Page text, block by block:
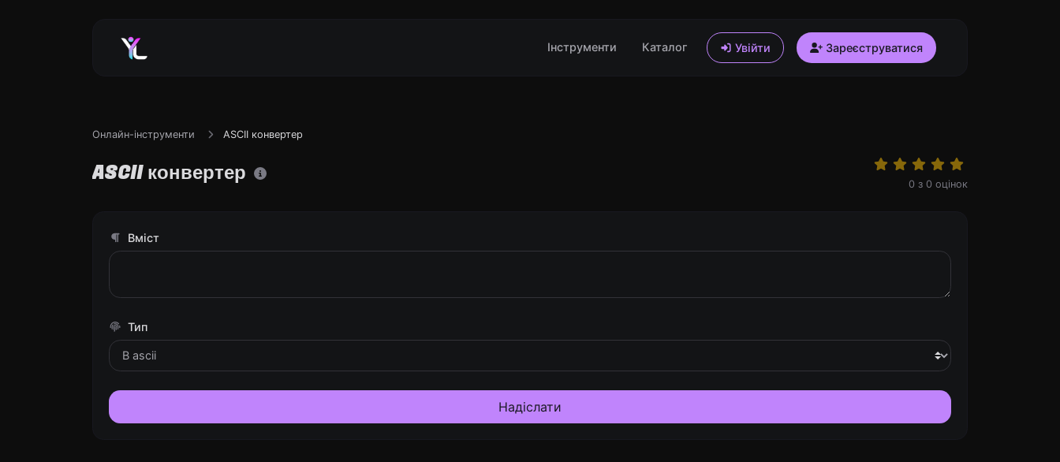
Інструменти Каталог Увійти Зареєструватися
Онлайн-інструменти ASCII конвертер
ASCII конвертер 0 з 0 оцінок
Вміст
Тип
Надіслати